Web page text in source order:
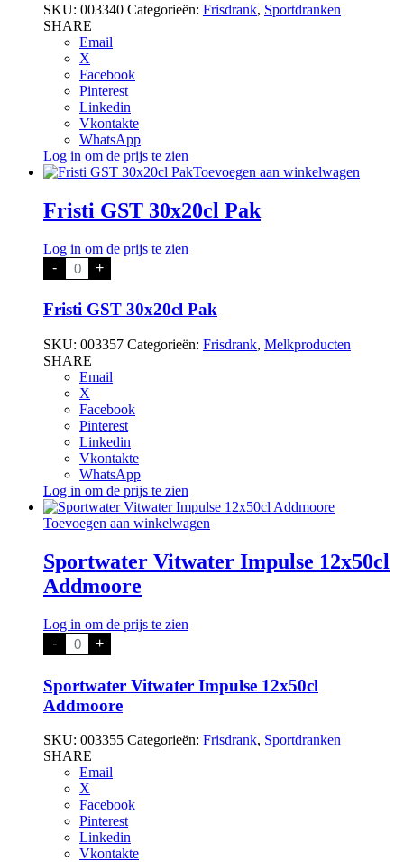
SKU: 003340 Categorieën: Frisdrank, Sportdranken
SHARE
Email
X
Facebook
Pinterest
Linkedin
Vkontakte
WhatsApp
Log in om de prijs te zien
Toevoegen aan winkelwagen
Fristi GST 30x20cl Pak
Log in om de prijs te zien
- Fristi
GST
Pak
aantal
+
Fristi GST 30x20cl Pak
SKU: 003357 Categorieën: Frisdrank, Melkproducten
SHARE
Email
X
Facebook
Pinterest
Linkedin
Vkontakte
WhatsApp
Log in om de prijs te zien
Toevoegen aan winkelwagen
Sportwater Vitwater Impulse 12x50cl
Addmoore
Log in om de prijs te zien
- Sportwater
Vitwater
12x50cl
Addmoore
aantal
+
Sportwater Vitwater Impulse 12x50cl
Addmoore
SKU: 003355 Categorieën: Frisdrank, Sportdranken
SHARE
Email
X
Facebook
Pinterest
Linkedin
Vkontakte